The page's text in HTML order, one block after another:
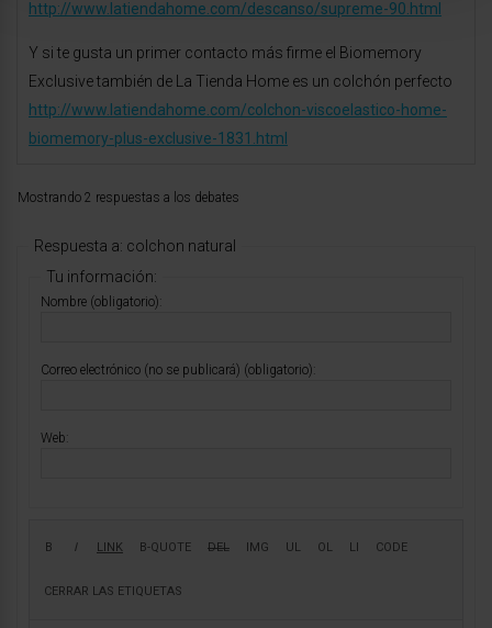
http://www.latiendahome.com/descanso/supreme-90.html
Y si te gusta un primer contacto más firme el Biomemory
Exclusive también de La Tienda Home es un colchón perfecto
http://www.latiendahome.com/colchon-viscoelastico-home-
biomemory-plus-exclusive-1831.html
Mostrando 2 respuestas a los debates
Respuesta a: colchon natural
Tu información:
Nombre (obligatorio):
Correo electrónico (no se publicará) (obligatorio):
Web: